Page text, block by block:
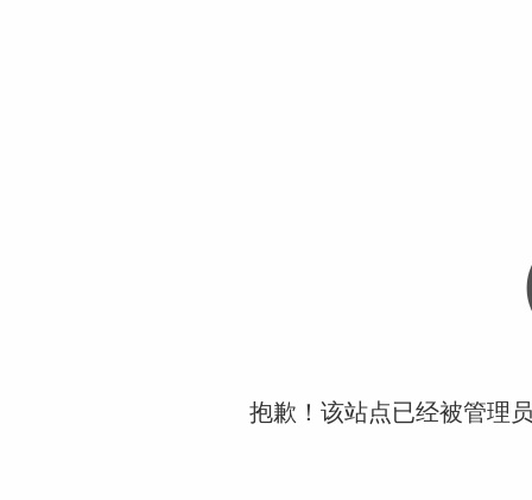
抱歉！该站点已经被管理